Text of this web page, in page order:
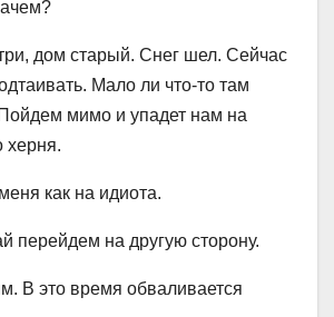
дом старый. Снег шел. Сейчас
Мало ли что-то там
мимо и упадет нам на
херня.
как на идиота.
перейдем на другую сторону.
В это время обваливается